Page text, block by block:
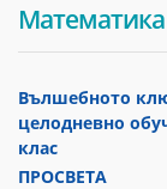
Математика
Вълшебното
целодневно
клас
ПРОСВЕТА